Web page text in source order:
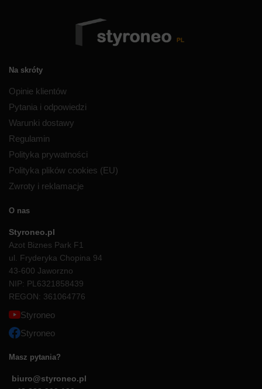
Na skróty
Opinie klientów
Pytania i odpowiedzi
Warunki dostawy
Regulamin
Polityka prywatności
Polityka plików cookies (EU)
Zwroty i reklamacje
O nas
Styroneo.pl
Azot Biznes Park F1
ul. Fryderyka Chopina 94
43-600 Jaworzno
NIP: PL6321858439
REGON: 361064776
Styroneo
Styroneo
Masz pytania?
biuro@styroneo.pl